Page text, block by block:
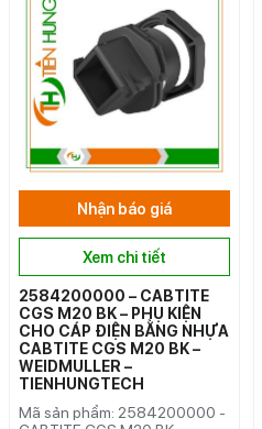
Nhận báo giá
Xem chi tiết
2584200000 – CABTITE
CGS M20 BK – PHỤ KIỆN
CHO CÁP ĐIỆN BẰNG NHỰA
CABTITE CGS M20 BK –
WEIDMULLER –
TIENHUNGTECH
Mã sản phẩm: 2584200000 -